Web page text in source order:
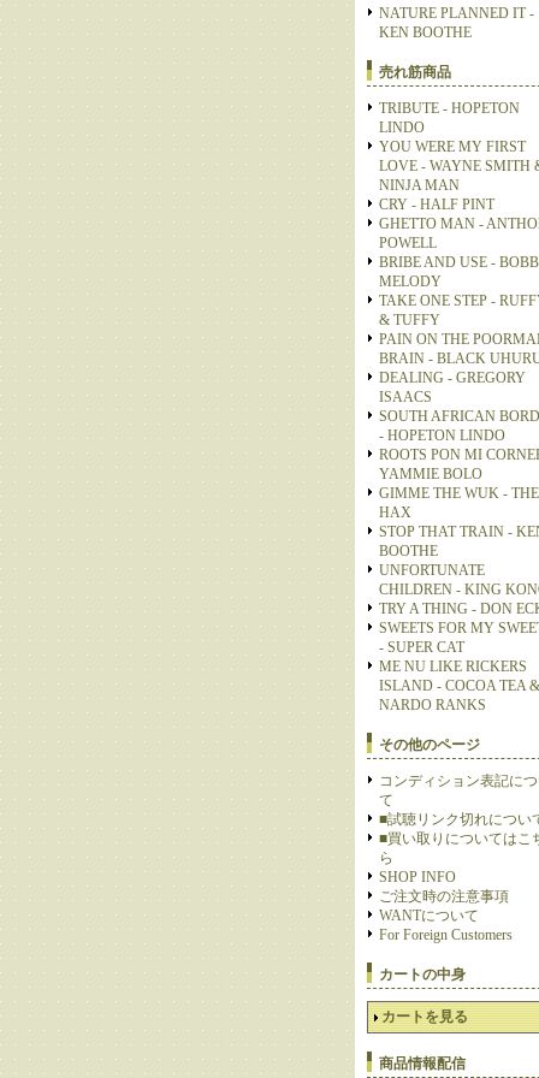
NATURE PLANNED IT -
KEN BOOTHE
売れ筋商品
TRIBUTE - HOPETON
LINDO
YOU WERE MY FIRST
LOVE - WAYNE SMITH
NINJA MAN
CRY - HALF PINT
GHETTO MAN -
POWELL
BRIBE AND USE -
MELODY
TAKE ONE STEP -
& TUFFY
PAIN ON THE
BRAIN - BLACK
DEALING - GREGORY
ISAACS
SOUTH AFRICAN
- HOPETON LINDO
ROOTS PON MI
YAMMIE BOLO
GIMME THE WUK - THE
HAX
STOP THAT TRAIN -
BOOTHE
UNFORTUNATE
CHILDREN - KING
TRY A THING - DON
SWEETS FOR MY
- SUPER CAT
ME NU LIKE RICKERS
ISLAND - COCOA TEA &
NARDO RANKS
その他のページ
コンディション表記に
て
■試聴リンク切れについ
■買い取りについてはこ
ら
SHOP INFO
ご注文時の注意事項
WANTについて
For Foreign Customers
カートの中身
カートを見る
商品情報配信